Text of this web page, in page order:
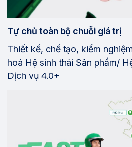
Tự chủ toàn bộ chuỗi giá trị
Thiết kế, chế tạo, kiểm
hoá Hệ sinh thái Sản phẩm/
Dịch vụ 4.0+